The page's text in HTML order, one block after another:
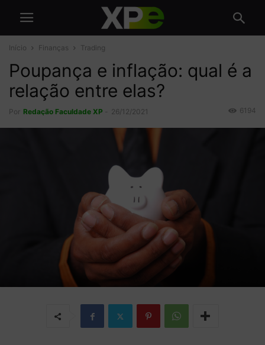
Início Finanças Trading
Poupança e inflação: qual é a
relação entre elas?
Por Redação Faculdade XP 26/12/2021 6194